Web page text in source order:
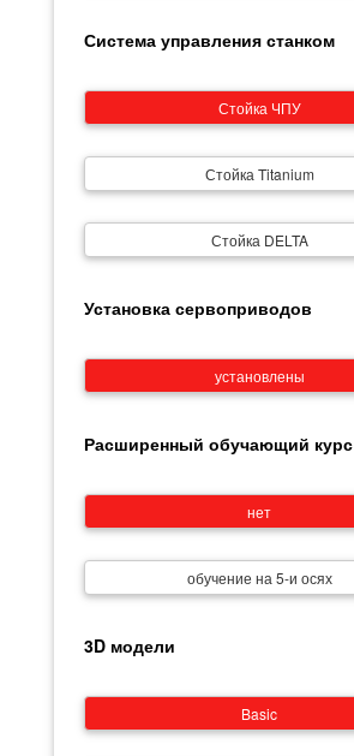
Система управления станком
Стойка ЧПУ
Стойка Titanium
Стойка DELTA
Установка сервоприводов
установлены
Расширенный обучающий курс
нет
обучение на 5-и осях
3D модели
Basic